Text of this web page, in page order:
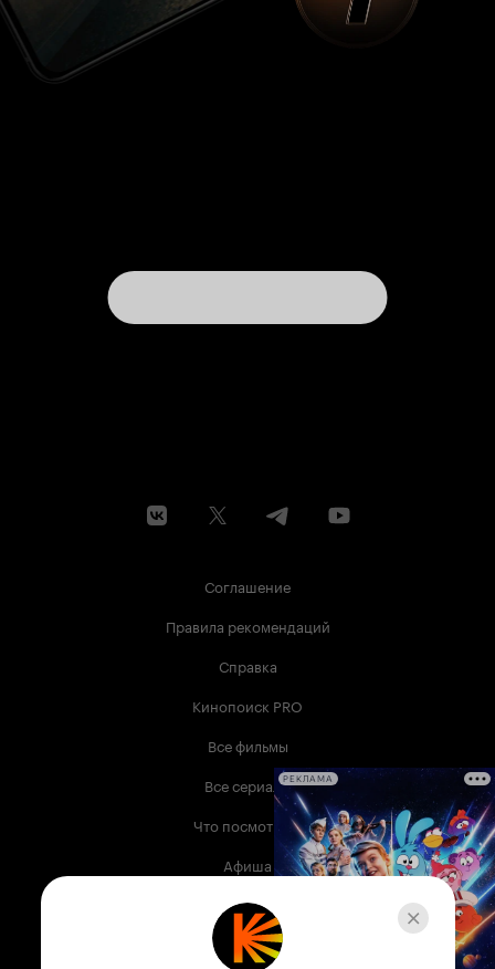
Соглашение
Правила рекомендаций
Справка
Кинопоиск PRO
Все фильмы
Все сериалы
Что посмотреть
Афиша
Музыка
Телепрограмма
РЕКЛАМА